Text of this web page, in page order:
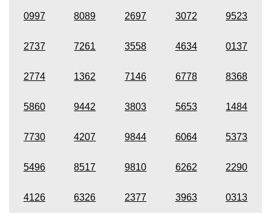
0997 8089 2697 3072 9523
2737 7261 3558 4634 0137
2774 1362 7146 6778 8368
5860 9442 3803 5653 1484
7730 4207 9844 6064 5373
5496 8517 9810 6262 2290
4126 6326 2377 3963 0313